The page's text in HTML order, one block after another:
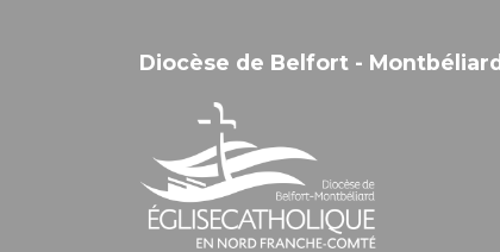
Diocèse de Belfort - Montbéliard